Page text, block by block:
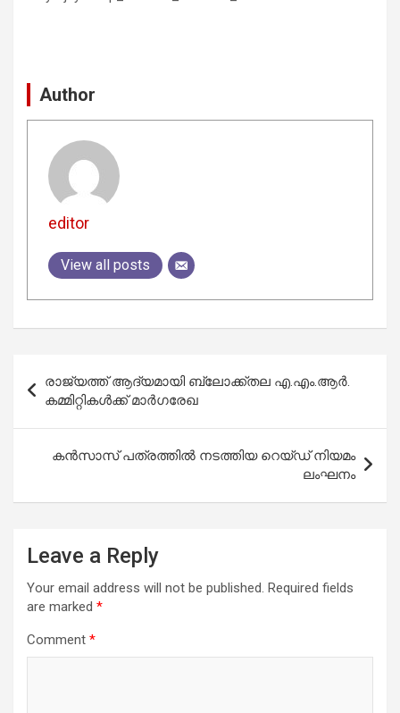
Author
editor
View all posts
navigation
രാജ്യത്ത് ആദ്യമായി ബ്ലോക്ക്തല എ.എം.ആര്‍.
കമ്മിറ്റികള്‍ക്ക് മാര്‍ഗരേഖ
കൻസാസ് പത്രത്തിൽ നടത്തിയ റെയ്ഡ് നിയമം
ലംഘനം
Leave a Reply
Your email address will not be published. Required fields
are marked *
Comment *